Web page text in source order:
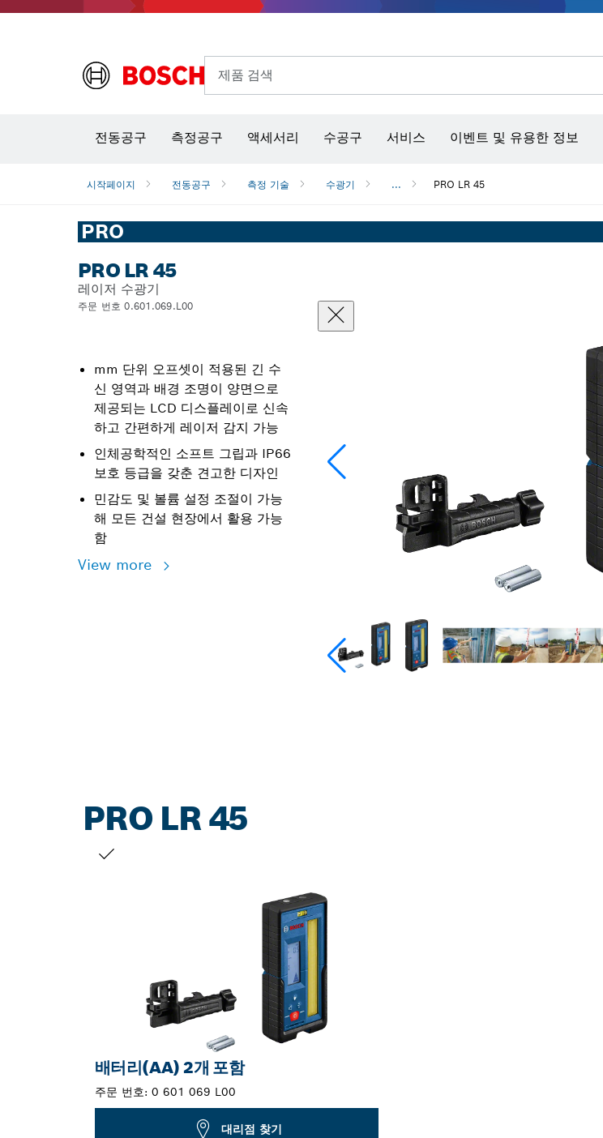
제품 검색
전동공구 측정공구 액세서리 수공구 서비스 이벤트 및 유용한 정보
시작페이지 전동공구 측정 기술 수광기 ... PRO LR 45
PRO
PRO LR 45
레이저 수광기
주문 번호 0.601.069.L00
mm 단위 오프셋이 적용된 긴 수
신 영역과 배경 조명이 양면으로
제공되는 LCD 디스플레이로 신속
하고 간편하게 레이저 감지 가능
인체공학적인 소프트 그립과 IP66
보호 등급을 갖춘 견고한 디자인
민감도 및 볼륨 설정 조절이 가능
해 모든 건설 현장에서 활용 가능
함
View more
PRO LR 45
배터리(AA) 2개 포함
주문 번호: 0 601 069 L00
대리점 찾기